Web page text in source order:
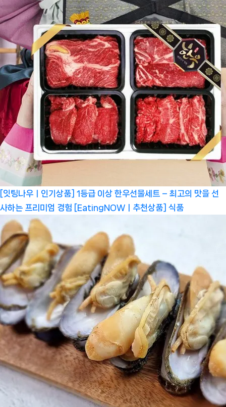
[잇팅나우ㅣ인기상품] 1등급 이상 한우선물세트 – 최고의 맛을 선
사하는 프리미엄 경험 [EatingNOWㅣ추천상품] 식품